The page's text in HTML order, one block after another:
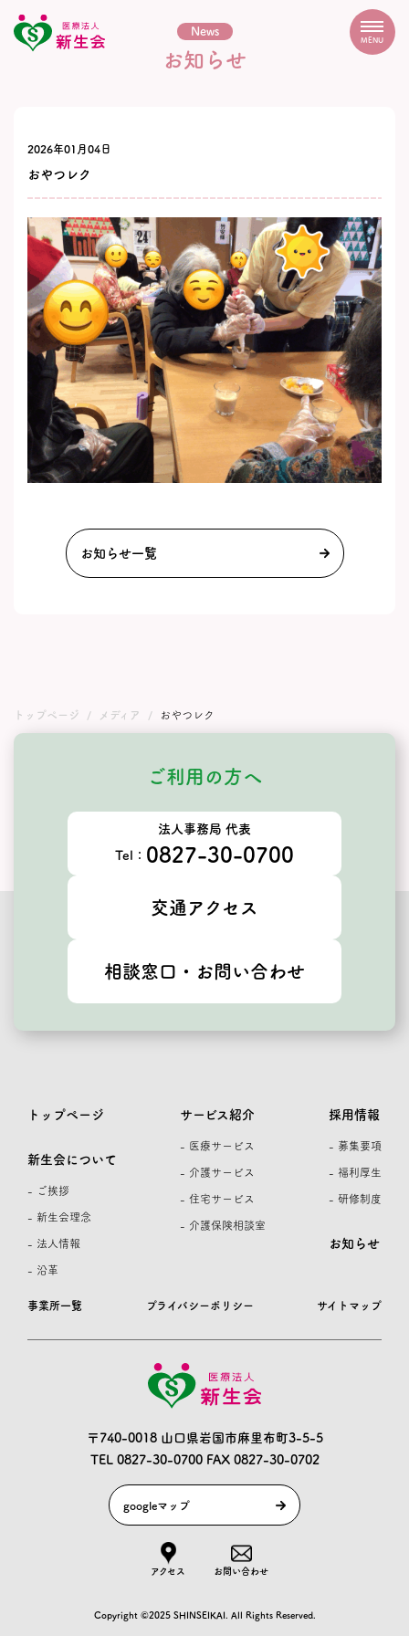
MENU
News
お知らせ
2026年01月04日
おやつレク
お知らせ一覧
トップページ メディア おやつレク
ご利用の方へ
法人事務局 代表
Tel： 0827-30-0700
交通アクセス
相談窓口・お問い合わせ
〒740-0018 山口県岩国市麻里布町3-5-5
TEL 0827-30-0700FAX 0827-30-0702
googleマップ
アクセス お問い合わせ
事業所一覧 プライバシーポリシー サイトマップ
トップページ
新生会について
- ご挨拶
- 新生会理念
- 法人情報
- 沿革
サービス紹介
- 医療サービス
- 介護サービス
- 住宅サービス
- 介護保険相談室
採用情報
- 募集要項
- 福利厚生
- 研修制度
お知らせ
Copyright ©2025 SHINSEIKAI. All Rights Reserved.